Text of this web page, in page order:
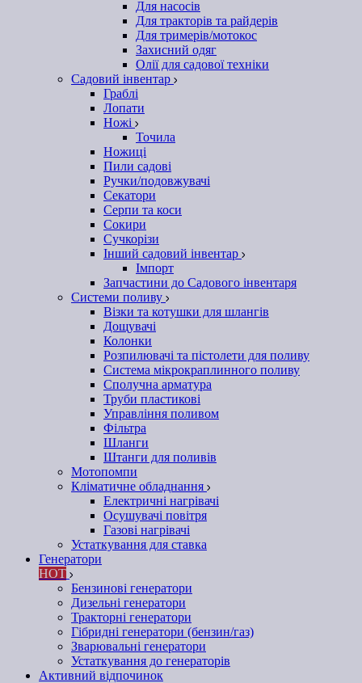
Для насосів
Для тракторів та райдерів
Для тримерів/мотокос
Захисний одяг
Олії для садової техніки
Садовий інвентар
Граблі
Лопати
Ножі
Точила
Ножиці
Пили садові
Ручки/подовжувачі
Секатори
Серпи та коси
Сокири
Сучкорізи
Інший садовий інвентар
Імпорт
Запчастини до Садового інвентаря
Системи поливу
Візки та котушки для шлангів
Дощувачі
Колонки
Розпилювачі та пістолети для поливу
Система мікрокраплинного поливу
Сполучна арматура
Труби пластикові
Управління поливом
Фільтра
Шланги
Штанги для поливів
Мотопомпи
Кліматичне обладнання
Електричні нагрівачі
Осушувачі повітря
Газові нагрівачі
Устаткування для ставка
Генератори
HOT
Бензинові генератори
Дизельні генератори
Тракторні генератори
Гібридні генератори (бензин/газ)
Зварювальні генератори
Устаткування до генераторів
Активний відпочинок